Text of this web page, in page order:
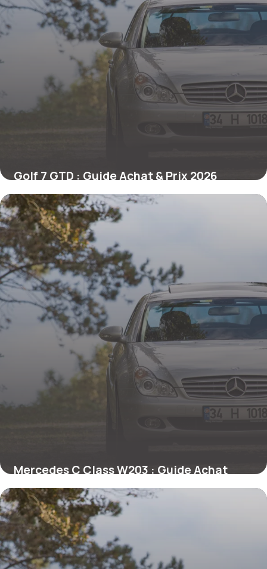
Golf 7 GTD : Guide Achat & Prix 2026
12 mai 2026
Mercedes C Class W203 : Guide Achat
2026
8 mai 2026